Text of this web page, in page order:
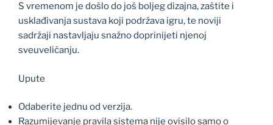
S vremenom je došlo do još boljeg dizajna, zaštite i
usklađivanja sustava koji podržava igru, te noviji
sadržaji nastavljaju snažno doprinijeti njenoj
sveuveličanju.
Upute
Odaberite jednu od verzija.
Razumijevanje pravila sistema nije ovisilo samo o